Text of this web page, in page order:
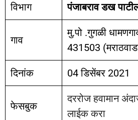
विभाग पंजाबराव डख
गाव
मु.पो .गुगळी
431503
दिनांक 04 डिसेंबर 2021
फेसबुक
दररोज हवामान
लाईक करा